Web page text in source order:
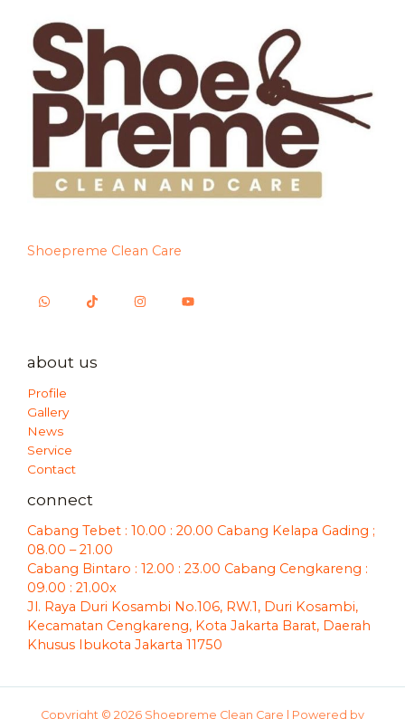
Shoepreme Clean Care
about us
Profile
Gallery
News
Service
Contact
connect
Cabang Tebet : 10.00 : 20.00 Cabang Kelapa Gading ;
08.00 – 21.00
Cabang Bintaro : 12.00 : 23.00 Cabang Cengkareng :
09.00 : 21.00x
Jl. Raya Duri Kosambi No.106, RW.1, Duri Kosambi,
Kecamatan Cengkareng, Kota Jakarta Barat, Daerah
Khusus Ibukota Jakarta 11750
Copyright © 2026 Shoepreme Clean Care | Powered by